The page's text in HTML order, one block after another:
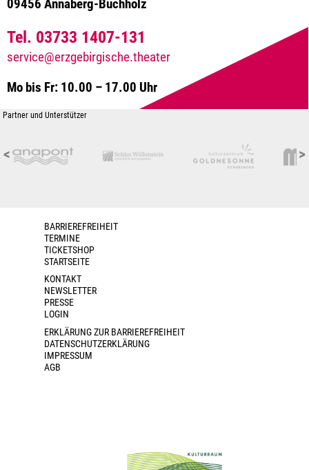
09456 Annaberg-Buchholz
Tel. 03733 1407-131
service@erzgebirgische.theater
Mo bis Fr: 10.00 – 17.00 Uhr
Partner und Unterstützer
< >
BARRIEREFREIHEIT
TERMINE
TICKETSHOP
STARTSEITE
KONTAKT
NEWSLETTER
PRESSE
LOGIN
ERKLÄRUNG ZUR BARRIEREFREIHEIT
DATENSCHUTZERKLÄRUNG
IMPRESSUM
AGB